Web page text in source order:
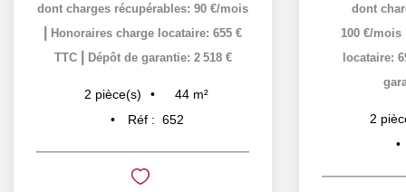
dont charges récupérables: 90 €/mois
Honoraires charge locataire: 655 €
TTC
Dépôt de garantie: 2 518 €
2 pièce(s) 44 m²
Réf : 652
dont
100 €/mois
locataire:
2